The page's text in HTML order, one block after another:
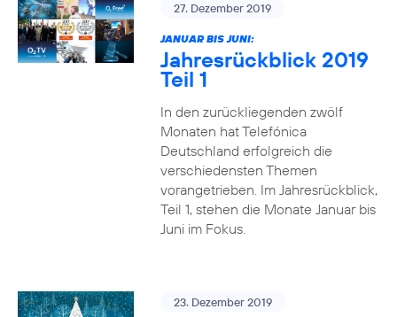
27. Dezember 2019
JANUAR BIS JUNI:
Jahresrückblick 2019
Teil 1
In den zurückliegenden zwölf
Monaten hat Telefónica
Deutschland erfolgreich die
verschiedensten Themen
vorangetrieben. Im Jahresrückblick,
Teil 1, stehen die Monate Januar bis
Juni im Fokus.
23. Dezember 2019